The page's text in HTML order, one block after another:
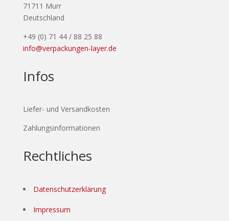
71711 Murr
Deutschland
+49 (0) 71 44 / 88 25 88
info@verpackungen-layer.de
Infos
Liefer- und Versandkosten
Zahlungsinformationen
Rechtliches
Datenschutzerklärung
Impressum